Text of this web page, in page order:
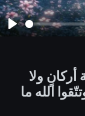
ولا
الله ما